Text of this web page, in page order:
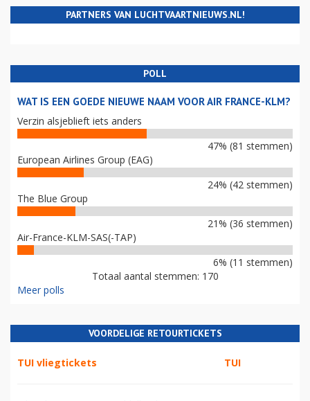
PARTNERS VAN LUCHTVAARTNIEUWS.NL!
POLL
WAT IS EEN GOEDE NIEUWE NAAM VOOR AIR FRANCE-KLM?
Verzin alsjeblieft iets anders
47% (81 stemmen)
European Airlines Group (EAG)
24% (42 stemmen)
The Blue Group
21% (36 stemmen)
Air-France-KLM-SAS(-TAP)
6% (11 stemmen)
Totaal aantal stemmen: 170
Meer polls
VOORDELIGE RETOURTICKETS
TUI vliegtickets TUI